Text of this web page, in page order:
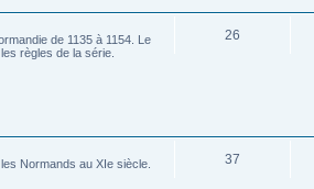
de 1135 à 1154. Le
règles de la série.
26
Normands au XIe siècle.
37